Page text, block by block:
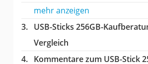
mehr anzeigen
USB-Sticks 256GB-
Vergleich
Kommentare zum USB-Stick